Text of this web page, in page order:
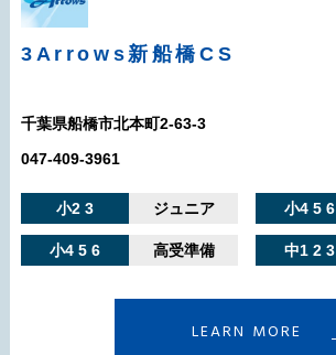
3Arrows新船橋CS
千葉県船橋市北本町2-63-3
047-409-3961
小2 3 ジュニア 小4 5 6
小4 5 6 高受準備 中1 2 3
LEARN MORE